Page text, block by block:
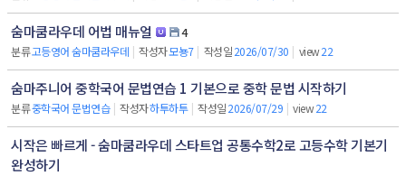
숨마쿰라우데 어법 매뉴얼
4
분류고등영어 숨마쿰라우데 | 작성자모뇽7 | 작성일2026/07/30 | view22
숨마주니어 중학국어 문법연습 1 기본으로 중학 문법 시작하기
분류중학국어 문법연습 | 작성자하투하투 | 작성일2026/07/29 | view22
시작은 빠르게 - 숨마쿰라우데 스타트업 공통수학2로 고등수학 기본기
완성하기